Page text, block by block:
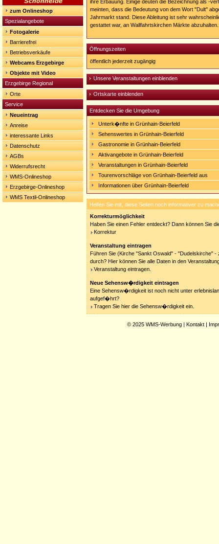
zum Onlineshop
Spezialangebote
Fotogalerie
Barrierefrei
Betriebsverkäufe
Webcams Erzgebirge
Objekte mit Video
Erzgebirge Regional
Orte
Service
Neueintrag
Anreise
interessante Links
Datenschutz
AGBs
Widerrufsrecht
WMS-Onlineshop
Erzgebirge-Onlineshop
WMS Textil-Onlineshop
ihre Erbauung. Einige deuten die Bezeichnung als -
meinten, dass die Bedeutung von dem Wort "Dult"
Jahrmarkt stand. Diese Ableitung ist sehr
gestattet war, an Wallfahrtskirchen Märkte abzuhalten.
Öffnungszeiten
öffentlich jederzeit zugängig
Unsere Veranstaltungen einblenden
Ortskarte einblenden
Entdecken Sie die Umgebung
Unterk�nfte in Grünhain-Beierfeld
Sehenswertes in Grünhain-Beierfeld
Gastronomie in Grünhain-Beierfeld
Aktivangebote in Grünhain-Beierfeld
Veranstaltungen in Grünhain-Beierfeld
Tourenvorschläge von Grünhain-Beierfeld aus
Informationen über Grünhain-Beierfeld
Helfen Sie mit, diese Seiten noch informativer zu
Korrekturmöglichkeit
Haben Sie einen Fehler entdeckt? Dann können Sie
Korrektur
Veranstaltung eintragen
Führen Sie (Kirche "Sankt Oswald" - "Dudelskirche" -
durch? Hier können Sie alle Daten in den
Veranstaltung eintragen.
Neue Sehensw�rdigkeit eintragen
Eine Sehensw�rdigkeit ist noch nicht unter
aufgef�hrt?
Tragen Sie hier die Sehensw�rdigkeit ein.
© 2025 WMS-Werbung | Kontakt |